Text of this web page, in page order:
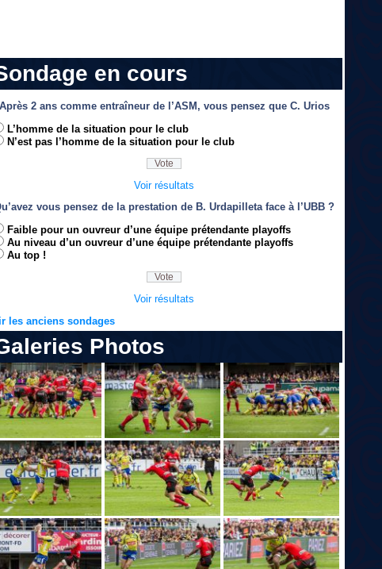
en cours
Après 2 ans comme entraîneur de l’ASM, vous pensez que C. Urios
L’homme de la situation pour le club
N’est pas l’homme de la situation pour le club
Voir résultats
vous pensez de la prestation de B. Urdapilleta face à l’UBB ?
Faible pour un ouvreur d’une équipe prétendante playoffs
Au niveau d’un ouvreur d’une équipe prétendante playoffs
Au top !
Voir résultats
les anciens sondages
Photos